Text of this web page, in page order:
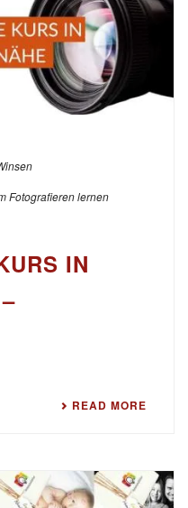
Fotografieren lernen
IN
READ MORE